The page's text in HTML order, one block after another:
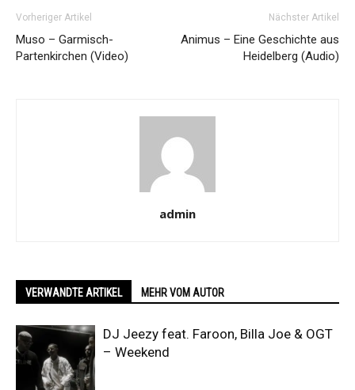
Vorheriger Artikel
Muso – Garmisch-
Partenkirchen (Video)
Nächster Artikel
Animus – Eine Geschichte aus
Heidelberg (Audio)
admin
VERWANDTE ARTIKEL MEHR VOM AUTOR
DJ Jeezy feat. Faroon, Billa Joe & OGT
– Weekend